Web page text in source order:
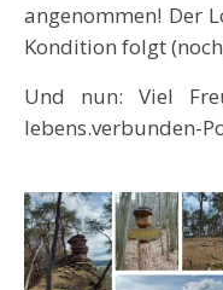
angenommen! Der
Kondition folgt
Und nun: Viel
lebens.verbunden-